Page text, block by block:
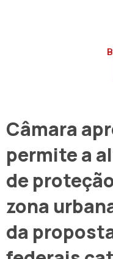
Câmara
permite a
de
zona
da